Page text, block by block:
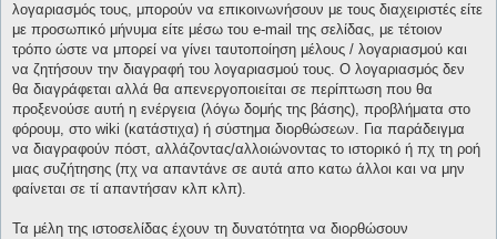
λογαριασμός τους, μπορούν να επικοινωνήσουν με τους διαχειριστές είτε
με προσωπικό μήνυμα είτε μέσω του e-mail της σελίδας, με τέτοιον
τρόπο ώστε να μπορεί να γίνει ταυτοποίηση μέλους / λογαριασμού και
να ζητήσουν την διαγραφή του λογαριασμού τους. Ο λογαριασμός δεν
θα διαγράφεται αλλά θα απενεργοποιείται σε περίπτωση που θα
προξενούσε αυτή η ενέργεια (λόγω δομής της βάσης), προβλήματα στο
φόρουμ, στο wiki (κατάστιχα) ή σύστημα διορθώσεων. Για παράδειγμα
να διαγραφούν πόστ, αλλάζοντας/αλλοιώνοντας το ιστορικό ή πχ τη ροή
μιας συζήτησης (πχ να απαντάνε σε αυτά απο κατω άλλοι και να μην
φαίνεται σε τί απαντήσαν κλπ κλπ).
Τα μέλη της ιστοσελίδας έχουν τη δυνατότητα να διορθώσουν